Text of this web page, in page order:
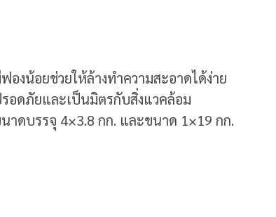
องน้อยช่วยให้ล้างทำความสะอาดได้ง่าย
อดภัยและเป็นมิตรกับสิ่งแวคล้อม
าดบรรจุ 4×3.8 กก. และขนาด 1×19 กก.